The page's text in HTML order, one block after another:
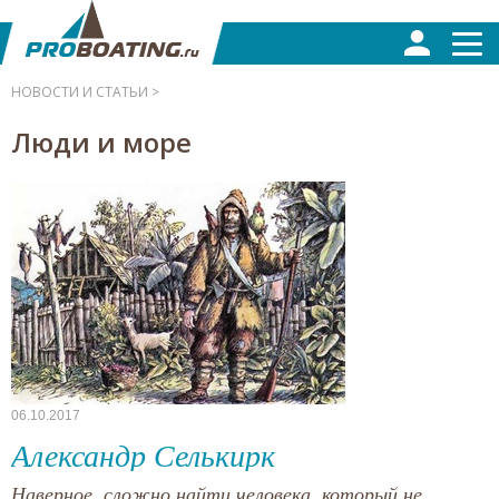
НОВОСТИ И СТАТЬИ >
Люди и море
06.10.2017
Александр Селькирк
Наверное, сложно найти человека, который не